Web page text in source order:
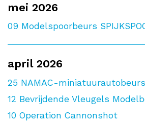
mei 2026
09 Modelspoorbeurs
april 2026
25 NAMAC-
12 Bevrijdende Vleugels
10 Operation Cannonshot